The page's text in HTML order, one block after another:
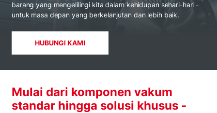
barang yang mengelilingi kita dalam kehidupan sehari-hari -
untuk masa depan yang berkelanjutan dan lebih baik.
HUBUNGI KAMI
Mulai dari komponen vakum
standar hingga solusi khusus -